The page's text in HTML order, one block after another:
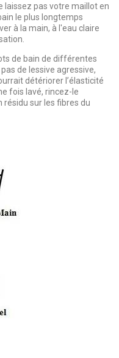
laissez pas votre maillot en
le plus longtemps
à la main, à l'eau claire
de bain de différentes
de lessive agressive,
détériorer l’élasticité
fois lavé, rincez-le
sur les fibres du